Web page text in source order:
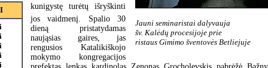
Jauni seminaristai dalyvauja
šv. Kalėdų procesijoje prie
ristaus Gimimo šventovės Betliejuje
kunigystę turėtų išryškinti
jos vaidmenį. Spalio 30
dieną pristatydamas
naująsias gaires, jas
rengusios Katalikiškojo
mokymo kongregacijos